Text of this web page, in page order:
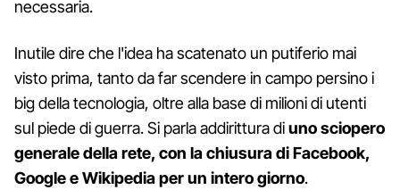
necessaria.
Inutile dire che l'idea ha scatenato un putiferio mai
visto prima, tanto da far scendere in campo persino i
big della tecnologia, oltre alla base di milioni di utenti
sul piede di guerra. Si parla addirittura diuno sciopero
generale della rete, con la chiusura di Facebook,
Google e Wikipedia per un intero giorno.